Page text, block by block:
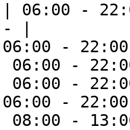
| 06:00 -
|
-
06:00 -
06:00 -
-
| 08:00 -